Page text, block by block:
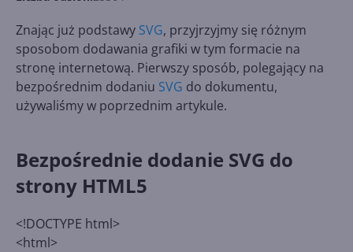
Znając już podstawy SVG, przyjrzyjmy się różnym
sposobom dodawania grafiki w tym formacie na
stronę internetową. Pierwszy sposób, polegający na
bezpośrednim dodaniu SVG do dokumentu,
używaliśmy w poprzednim artykule.
Bezpośrednie dodanie SVG do
strony HTML5
<!DOCTYPE html>
<html>